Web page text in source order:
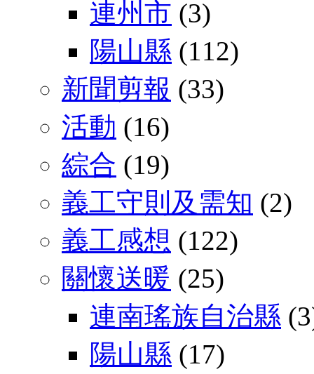
連州市 (3)
陽山縣 (112)
新聞剪報 (33)
活動 (16)
綜合 (19)
義工守則及需知 (2)
義工感想 (122)
關懷送暖 (25)
連南瑤族自治縣
陽山縣 (17)